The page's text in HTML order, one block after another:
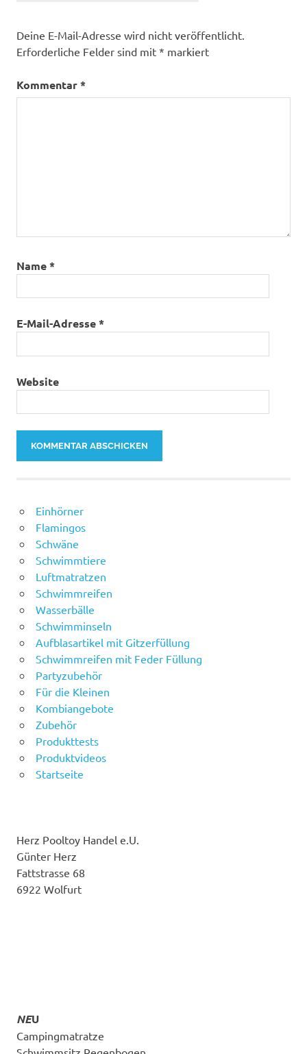
Deine E-Mail-Adresse wird nicht veröffentlicht.
Erforderliche Felder sind mit * markiert
Kommentar*
Name*
E-Mail-Adresse*
Website
Einhörner
Flamingos
Schwäne
Schwimmtiere
Luftmatratzen
Schwimmreifen
Wasserbälle
Schwimminseln
Aufblasartikel mit Gitzerfüllung
Schwimmreifen mit Feder Füllung
Partyzubehör
Für die Kleinen
Kombiangebote
Zubehör
Produkttests
Produktvideos
Startseite
Herz Pooltoy Handel e.U.
Günter Herz
Fattstrasse 68
6922 Wolfurt
NEU
Campingmatratze